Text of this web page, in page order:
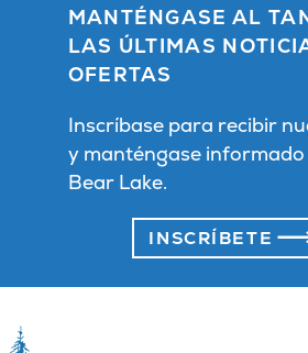
MANTÉNGASE AL
LAS ÚLTIMAS
OFERTAS
Inscríbase para recibir
y manténgase informado
Bear Lake.
INSCRÍBETE